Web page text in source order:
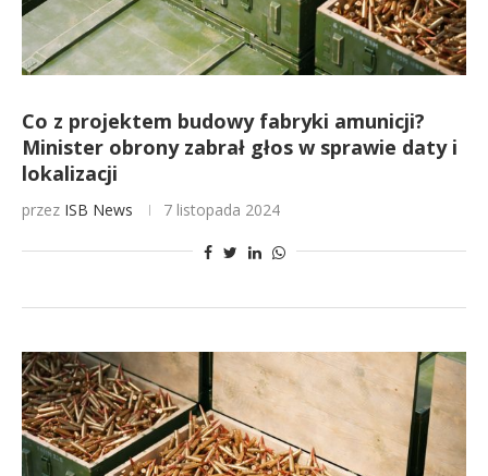
Co z projektem budowy fabryki amunicji?
Minister obrony zabrał głos w sprawie daty i
lokalizacji
przez ISB News 7 listopada 2024